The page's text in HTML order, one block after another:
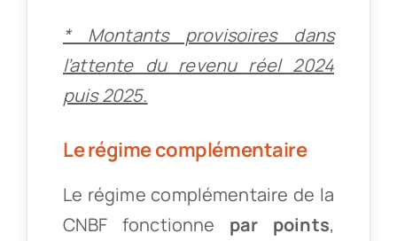
* Montants provisoires dans
l’attente du revenu réel 2024
puis 2025.
Le régime complémentaire
Le régime complémentaire de la
CNBF fonctionne par points,